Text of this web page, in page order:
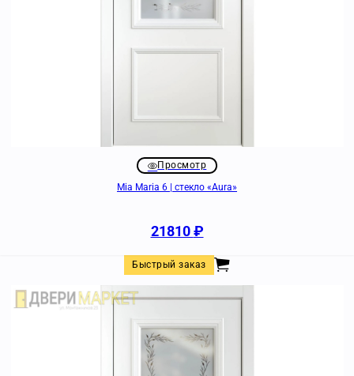
Просмотр
Mia Maria 6 | стекло «Aura»
21810₽
Быстрый заказ